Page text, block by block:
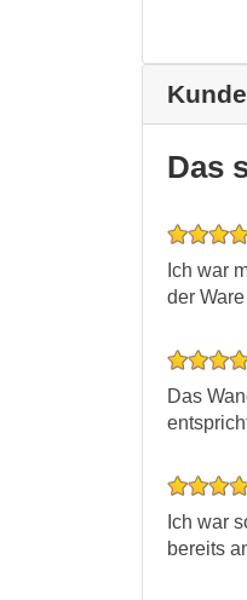
Das
Ich war
der Ware
Das
Ich war
bereits